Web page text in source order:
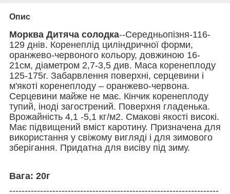
Опис
Морква Дитяча солодка--Середньопізня-116-
129 днів. Коренеплід циліндричної форми,
оранжево-червоного кольору, довжиною 16-
21см, діаметром 2,7-3,5 див. Маса коренеплоду
125-175г. Забарвлення поверхні, серцевини і
м'якоті коренеплоду – оранжево-червона.
Серцевини майже не має. Кінчик коренеплоду
тупий, іноді загострений. Поверхня гладенька.
Врожайність 4,1 -5,1 кг/м2. Смакові якості високі.
Має підвищений вміст каротину. Призначена для
використання у свіжому вигляді і для зимового
зберігання. Придатна для висіву під зиму.
Вага: 20г
--------------------------------------------------------------------